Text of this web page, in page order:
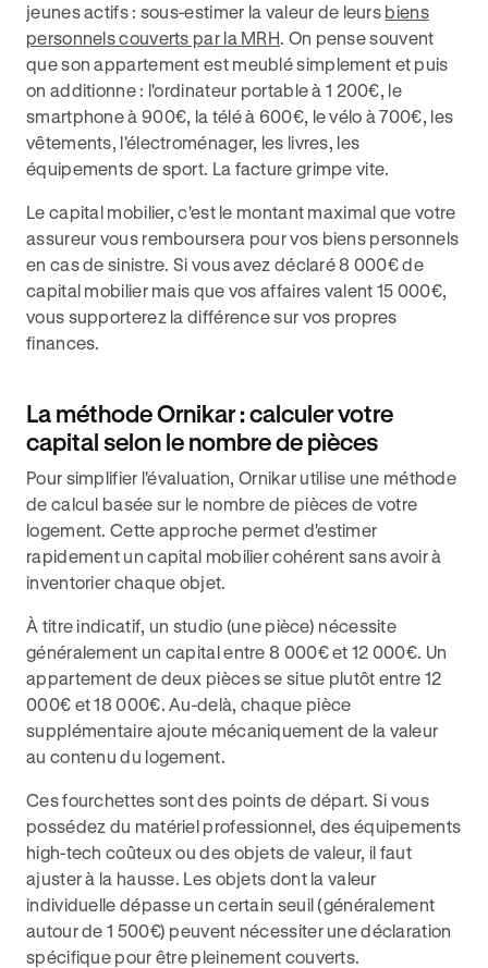
jeunes actifs : sous-estimer la valeur de leurs biens
personnels couverts par la MRH. On pense souvent
que son appartement est meublé simplement et puis
on additionne : l'ordinateur portable à 1 200€, le
smartphone à 900€, la télé à 600€, le vélo à 700€, les
vêtements, l'électroménager, les livres, les
équipements de sport. La facture grimpe vite.
Le capital mobilier, c'est le montant maximal que votre
assureur vous remboursera pour vos biens personnels
en cas de sinistre. Si vous avez déclaré 8 000€ de
capital mobilier mais que vos affaires valent 15 000€,
vous supporterez la différence sur vos propres
finances.
La méthode Ornikar : calculer votre
capital selon le nombre de pièces
Pour simplifier l'évaluation, Ornikar utilise une méthode
de calcul basée sur le nombre de pièces de votre
logement. Cette approche permet d'estimer
rapidement un capital mobilier cohérent sans avoir à
inventorier chaque objet.
À titre indicatif, un studio (une pièce) nécessite
généralement un capital entre 8 000€ et 12 000€. Un
appartement de deux pièces se situe plutôt entre 12
000€ et 18 000€. Au-delà, chaque pièce
supplémentaire ajoute mécaniquement de la valeur
au contenu du logement.
Ces fourchettes sont des points de départ. Si vous
possédez du matériel professionnel, des équipements
high-tech coûteux ou des objets de valeur, il faut
ajuster à la hausse. Les objets dont la valeur
individuelle dépasse un certain seuil (généralement
autour de 1 500€) peuvent nécessiter une déclaration
spécifique pour être pleinement couverts.